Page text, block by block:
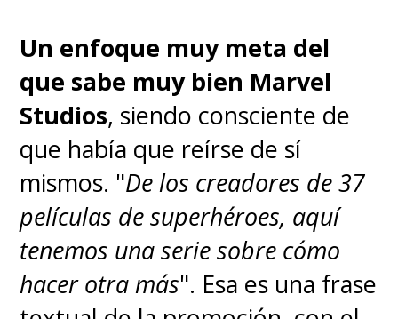
la muerte) que se encuentra
cazando a un espíritu maligno
llamado hollow.
El destino lo lleva a
transformarse en un shinigami
para proteger a los humanos de
loshollows, sin saber que está
Un enfoque muy meta del
que sabe muy bien Marvel
Studios, siendo consciente de
que había que reírse de sí
mismos. "De los creadores de 37
películas de superhéroes, aquí
tenemos una serie sobre cómo
hacer otra más". Esa es una frase